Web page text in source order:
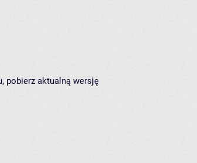
pobierz aktualną wersję